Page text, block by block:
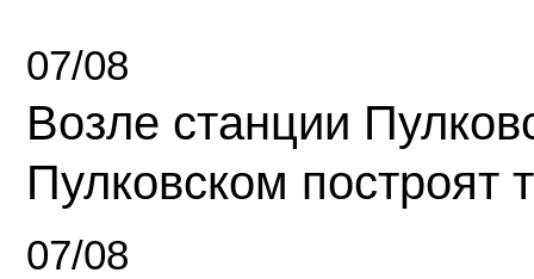
07/08
Возле станции
Пулковском построят
07/08